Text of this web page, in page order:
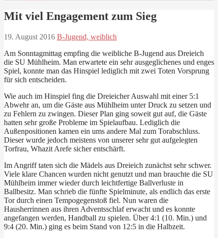
Mit viel Engagement zum Sieg
19. August 2016 B-Jugend, weiblich
Am Sonntagmittag empfing die weibliche B-Jugend aus Dreieich
die SU Mühlheim. Man erwartete ein sehr ausgeglichenes und enges
Spiel, konnte man das Hinspiel lediglich mit zwei Toten Vorsprung
für sich entscheiden.
Wie auch im Hinspiel fing die Dreieicher Auswahl mit einer 5:1
Abwehr an, um die Gäste aus Mühlheim unter Druck zu setzen und
zu Fehlern zu zwingen. Dieser Plan ging soweit gut auf, die Gäste
hatten sehr große Probleme im Spielaufbau. Lediglich die
Außenpositionen kamen ein ums andere Mal zum Torabschluss.
Dieser wurde jedoch meistens von unserer sehr gut aufgelegten
Torfrau, Whazit Arefe sicher entschärft.
Im Angriff taten sich die Mädels aus Dreieich zunächst sehr schwer.
Viele klare Chancen wurden nicht genutzt und man brauchte die SU
Mühlheim immer wieder durch leichtfertige Ballverluste in
Ballbesitz. Man schrieb die fünfte Spielminute, als endlich das erste
Tor durch einen Tempogegenstoß fiel. Nun waren die
Hausherrinnen aus ihren Adventsschlaf erwacht und es konnte
angefangen werden, Handball zu spielen. Über 4:1 (10. Min.) und
9:4 (20. Min.) ging es beim Stand von 12:5 in die Halbzeit.